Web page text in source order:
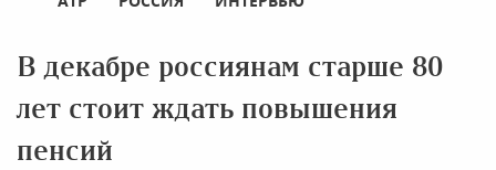
В декабре россиянам старше 80
лет стоит ждать повышения
пенсий